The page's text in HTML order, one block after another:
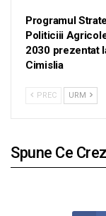
Programul
Politiciii
2030 prezentat
Cimislia
PREC URM
Spune Ce